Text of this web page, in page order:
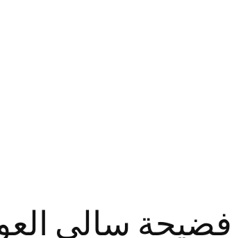
سالي العوضي